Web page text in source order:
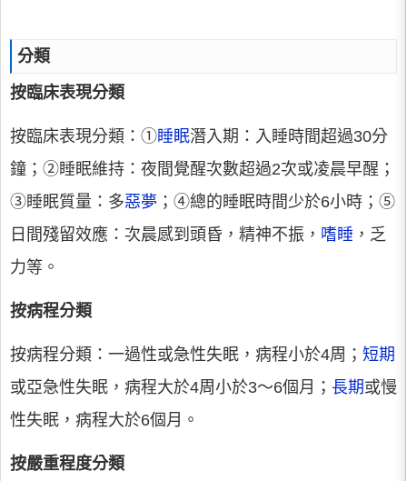
分類
按臨床表現分類
按臨床表現分類：①睡眠潛入期：入睡時間超過30分
鐘；②睡眠維持：夜間覺醒次數超過2次或凌晨早醒；
③睡眠質量：多惡夢 ；④總的睡眠時間少於6小時；⑤
日間殘留效應：次晨感到頭昏，精神不振， 嗜睡 ，乏
力等。
按病程分類
按病程分類：一過性或急性失眠，病程小於4周； 短期
或亞急性失眠，病程大於4周小於3～6個月； 長期或慢
性失眠，病程大於6個月。
按嚴重程度分類